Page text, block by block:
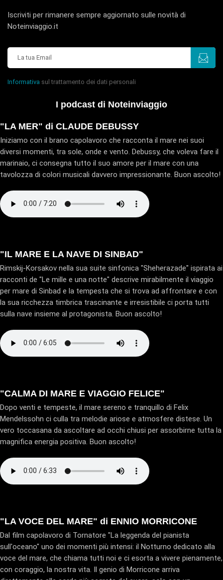
Iscriviti per rimanere sempre aggiornato sulle novità di
Noteinviaggio.it
Informativa sul trattamento dei dati personali
I podcast di Noteinviaggio
"LA MER" di CLAUDE DEBUSSY
Iniziamo con il brano capolavoro che racconta il mare nei suoi
diversi momenti, tra sole, onde e vento. Debussy, che voleva fare il
marinaio, ci consegna tutto il suo amore per il mare con una
tavolozza di colori musicali davvero impressionante. Buon ascolto!
"IL MARE E LA NAVE DI SINBAD"
Rimskij-Korsakov nella sua suite sinfonica "Sheherazade" ispirata ai
racconti de "Le mille e una notte" descrive mirabilmente il viaggio
per mare di Sinbad e la tempesta che si trova ad affrontare e con
la sua ricchezza timbrica trascinante e irresistibile ci porta tutti
sulla nave insieme al protagonista. Buon ascolto!
"CALMA DI MARE E VIAGGIO FELICE"
Dopo venti e tempeste, il mare sereno e tranquillo di Felix
Mendelssohn ci culla tra melodie ariose e atmosfere distese. Un
vero toccasana da ascoltare ad occhi chiusi per assorbirne tutta la
magnifica energia positiva. Buon ascolto!
"LA VOCE DEL MARE" di ENNIO MORRICONE
Dal film capolavoro di Tornatore "La leggenda del pianista
sull'oceano" uno dei momenti più intensi: il Notturno dedicato alla
voce del mare, che chiama tutti noi e ci esorta a vivere pienamente,
con coraggio, la nostra vita. Il genio di Morricone arriva